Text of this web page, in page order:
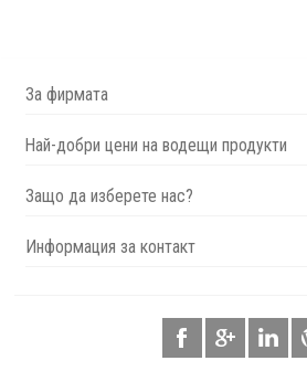
За фирмата
Най-добри цени на водещи продукти
Защо да изберете нас?
Информация за контакт